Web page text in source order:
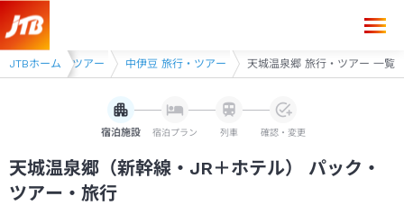
JTBホーム
静岡県 旅行・ツアー 中伊豆 旅行・ツアー 天城温泉郷 旅行・ツアー 一覧
宿泊施設 宿泊プラン 列車 確認・変更
天城温泉郷（新幹線・JR＋ホテル） パック・
ツアー・旅行